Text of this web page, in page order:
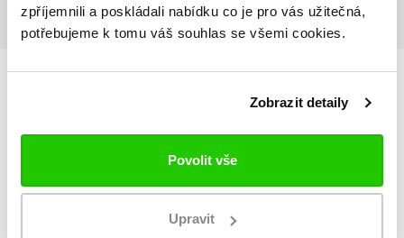
zpříjemnili a poskládali nabídku co je pro vás užitečná,
potřebujeme k tomu váš souhlas se všemi cookies.
Zobrazit detaily
Povolit vše
Upravit
o produktu
Pánská mikina MARZAME
tenká sportovní mikina
přiléhavý střih slim fit